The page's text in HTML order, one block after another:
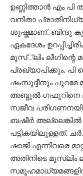
ഉണ്ണിത്താന്‍ എം
വനിതാ
ശുഷ്കമാണ്. ബിന്ദു
ഏകദേശം
മുസ്്ലിം ലീഗിന്റെ
പ്രഖ്യാപിക്കും. പി
ഷംസുദ്ദീനും പുറമേ
അബ്ദുൽ ഗഫൂറിനെ
സജീവ
ബഷീർ
പട്ടികയിലുള്ളത്.
ഷാജി എന്നിവരെ
അതിനിടെ മുസ്‍ലിം